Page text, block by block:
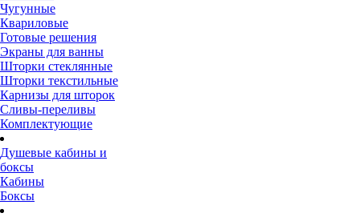
Чугунные
Квариловые
Готовые решения
Экраны для ванны
Шторки стеклянные
Шторки текстильные
Карнизы для шторок
Сливы-переливы
Комплектующие
Душевые кабины и
боксы
Кабины
Боксы